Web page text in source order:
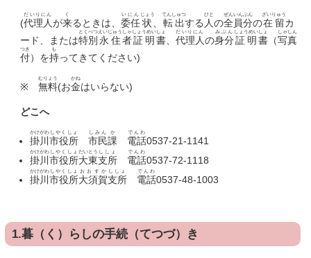
(代理人
だいりにん
が来
く
るときは、 委任
いにん
状
じょう
転出
てんしゅつ
する 人
ひと
の全員
ぜんいん
分
ぶん
の在留
ざいりゅう
カ
ード、または特別
とくべつ
永住
えいじゅう
者
しゃ
証明
しょうめい
書
しょ
、 代理人
だいりにん
の身分
みぶん
証明
しょうめい
書
しょ
（写真
しゃしん
付
つき
）を持
も
ってきてください)
※ 無料
むりょう
(お金
かね
はいらない)
どこへ
掛川
かけがわ
市役所
しやくしょ
市民
しみん
課
か
電話
でんわ
0537-21-1141
掛川
かけがわ
市役所
しやくしょ
大東
だいとう
支所
ししょ
電話
でんわ
0537-72-1118
掛川
かけがわ
市役所
しやくしょ
大須賀
おおすか
支所
ししょ
電話
でんわ
0537-48-1003
1.暮（く）らしの手続（てつづ）き